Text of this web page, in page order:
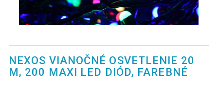
NEXOS VIANOČNÉ OSVETLENIE 20
M, 200 MAXI LED DIÓD, FAREBNÉ